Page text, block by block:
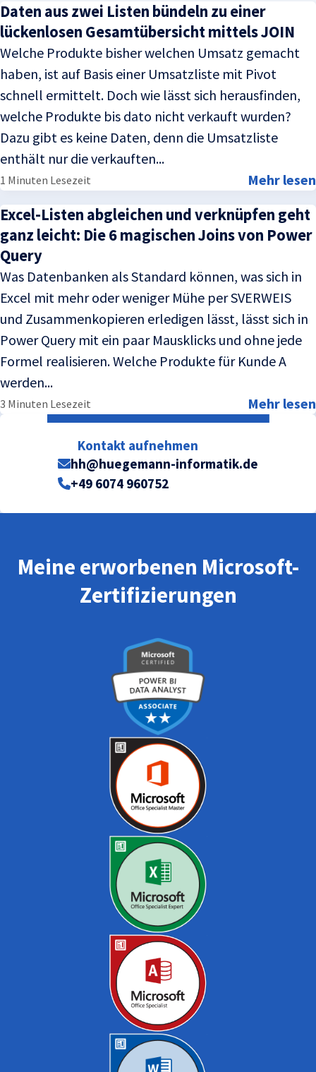
Daten aus zwei Listen bündeln zu einer
lückenlosen Gesamtübersicht mittels JOIN
Welche Produkte bisher welchen Umsatz gemacht
haben, ist auf Basis einer Umsatzliste mit Pivot
schnell ermittelt. Doch wie lässt sich herausfinden,
welche Produkte bis dato nicht verkauft wurden?
Dazu gibt es keine Daten, denn die Umsatzliste
enthält nur die verkauften...
1 Minuten Lesezeit Mehr lesen
Excel-Listen abgleichen und verknüpfen geht
ganz leicht: Die 6 magischen Joins von Power
Query
Was Datenbanken als Standard können, was sich in
Excel mit mehr oder weniger Mühe per SVERWEIS
und Zusammenkopieren erledigen lässt, lässt sich in
Power Query mit ein paar Mausklicks und ohne jede
Formel realisieren. Welche Produkte für Kunde A
werden...
3 Minuten Lesezeit Mehr lesen
Kontakt aufnehmen
hh@huegemann-informatik.de
+49 6074 960752
Meine erworbenen Microsoft-
Zertifizierungen